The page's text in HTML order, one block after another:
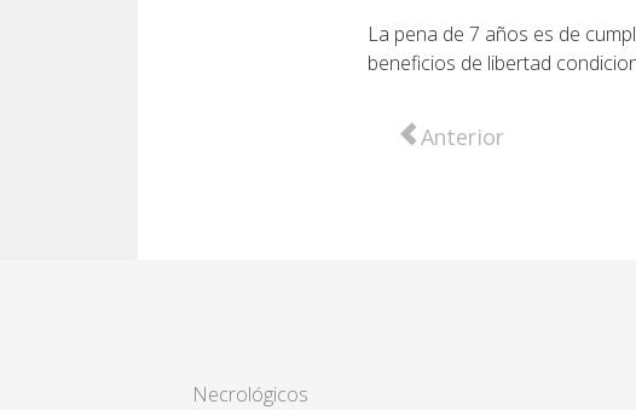
La pena de 7 años es de
beneficios de libertad
Artículo anterior: La
Anterior
Necrológicos